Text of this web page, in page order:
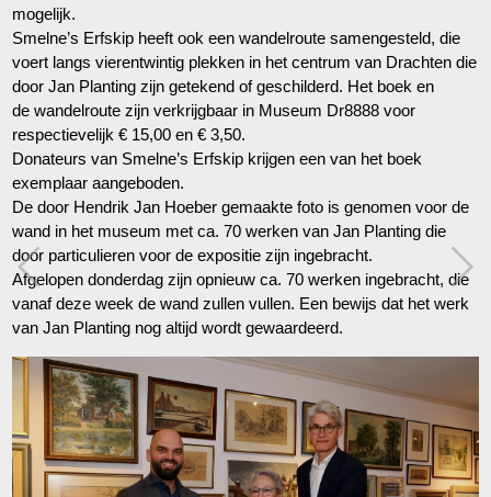
mogelijk.
Smelne’s Erfskip heeft ook een wandelroute samengesteld, die
voert langs vierentwintig plekken in het centrum van Drachten die
door Jan Planting zijn getekend of geschilderd. Het boek en
de wandelroute zijn verkrijgbaar in Museum Dr8888 voor
respectievelijk € 15,00 en € 3,50.
Donateurs van Smelne’s Erfskip krijgen een van het boek
exemplaar aangeboden.
De door Hendrik Jan Hoeber gemaakte foto is genomen voor de
wand in het museum met ca. 70 werken van Jan Planting die
door particulieren voor de expositie zijn ingebracht.
Afgelopen donderdag zijn opnieuw ca. 70 werken ingebracht, die
vanaf deze week de wand zullen vullen. Een bewijs dat het werk
van Jan Planting nog altijd wordt gewaardeerd.